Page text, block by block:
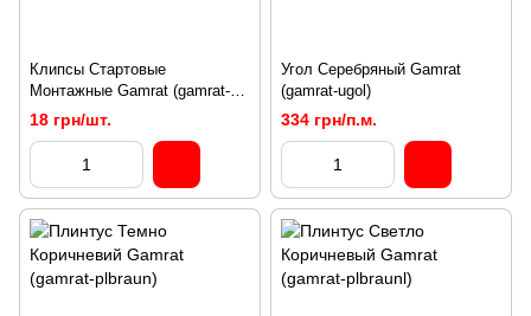
Клипсы Стартовые
Монтажные Gamrat (gamrat-
klipsi)
18 грн/шт.
Угол Серебряный Gamrat
(gamrat-ugol)
334 грн/п.м.